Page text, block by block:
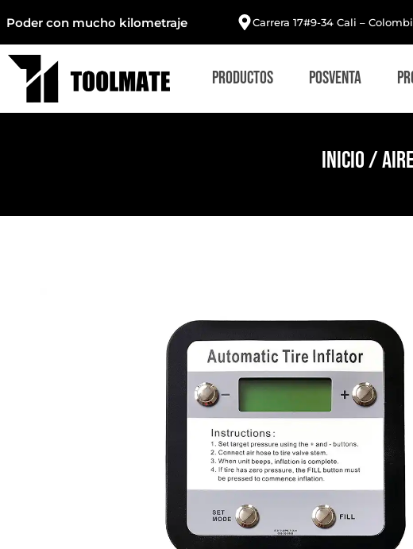
Poder con mucho kilometraje Carrera 17#9-34 Cali –
Productos Posventa
Inicio/